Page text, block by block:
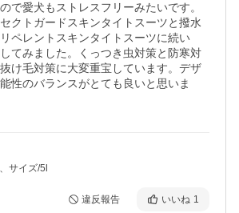
で愛犬もストレスフリーみたいです。
クトガードスキンタイトスーツと撥水
ペレントスキンタイトスーツに続い
てみました。くっつき虫対策と防寒対
け毛対策に大変重宝しています。デザ
性のバランスがとても良いと思いま
サイズ/5l
違反報告 いいね 1